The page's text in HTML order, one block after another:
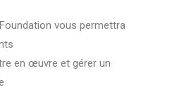
vous permettra
en œuvre et gérer un